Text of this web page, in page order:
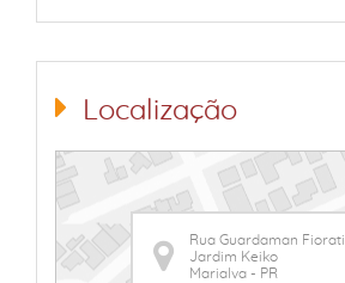
Localização
Rua Guardaman Fiorati
Jardim Keiko
Marialva - PR